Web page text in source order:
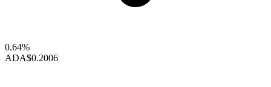
0.64%
ADA$0.2006